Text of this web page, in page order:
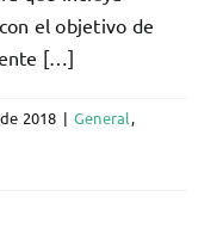
el objetivo de
[…]
2018 | General,